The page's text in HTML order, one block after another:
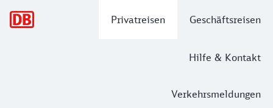
Privatreisen Geschäftsreisen
Hilfe & Kontakt
Verkehrsmeldungen